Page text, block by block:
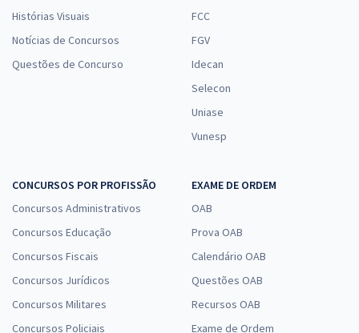
Histórias Visuais
Notícias de Concursos
Questões de Concurso
FCC
FGV
Idecan
Selecon
Uniase
Vunesp
CONCURSOS POR PROFISSÃO
Concursos Administrativos
Concursos Educação
Concursos Fiscais
Concursos Jurídicos
Concursos Militares
Concursos Policiais
EXAME DE ORDEM
OAB
Prova OAB
Calendário OAB
Questões OAB
Recursos OAB
Exame de Ordem